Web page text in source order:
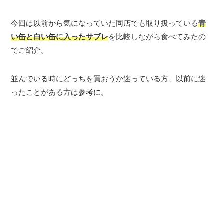
今回は以前から気になっていた同店でも取り扱っている青
い缶と白い缶に入ったサブレを比較しながら食べてみたの
でご紹介。
並んでいる時にどっちを買おうか迷っている方、以前に迷
ったことがある方は参考に。